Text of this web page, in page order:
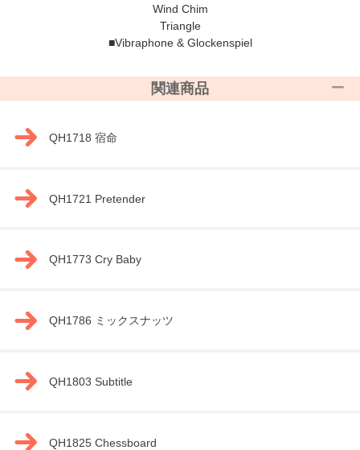
Wind Chim
Triangle
■Vibraphone & Glockenspiel
関連商品
QH1718 宿命
QH1721 Pretender
QH1773 Cry Baby
QH1786 ミックスナッツ
QH1803 Subtitle
QH1825 Chessboard